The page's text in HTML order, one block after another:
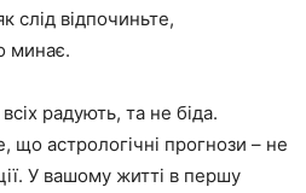
слід відпочиньте,
минає.
радують, та не біда.
що астрологічні прогнози – не
У вашому житті в першу